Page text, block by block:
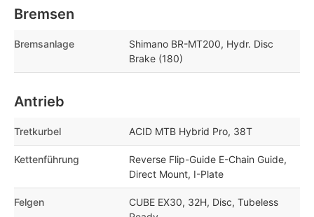
Bremsen
Bremsanlage
Shimano BR-MT200, Hydr. Disc
Brake (180)
Antrieb
Tretkurbel ACID MTB Hybrid Pro, 38T
Kettenführung
Reverse Flip-Guide E-Chain Guide,
Direct Mount, I-Plate
Felgen
CUBE EX30, 32H, Disc, Tubeless